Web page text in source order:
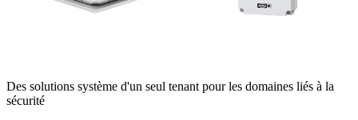
Des solutions système d'un seul tenant pour les domaines liés à la
sécurité